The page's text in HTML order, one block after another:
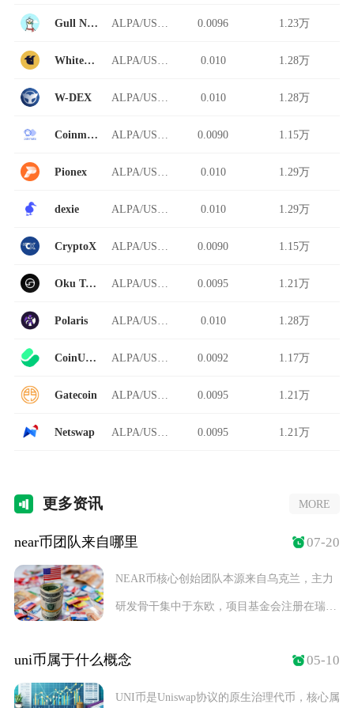
Gull Network 0.0096 1.23万
WhiteBIT Futures 0.010 1.28万
W-DEX 0.010 1.28万
Coinmate 0.0090 1.15万
Pionex 0.010 1.29万
dexie 0.010 1.29万
CryptoX 0.0090 1.15万
Oku Trade 0.0095 1.21万
Polaris 0.010 1.28万
CoinUp.io 0.0092 1.17万
Gatecoin 0.0095 1.21万
Netswap 0.0095 1.21万
更多资讯 MORE
near币团队来自哪里 07-20
NEAR币核心创始团队本源来自乌克兰，主力
研发骨干集中于东欧，项目基金会注册在瑞
uni币属于什么概念 05-10
UNI币是Uniswap协议的原生治理代币，核心属